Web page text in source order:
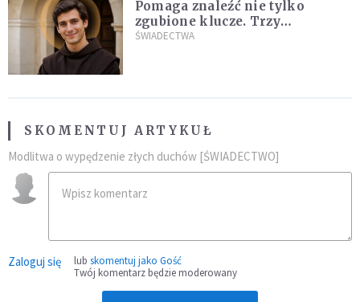
Pomaga znaleźć nie tylko
zgubione klucze. Trzy
niezwykłe świadectwa o
ŚWIADECTWA
SKOMENTUJ ARTYKUŁ
Modlitwa o wypędzenie złych duchów [ŚWIADECTWO]
Zaloguj się lub skomentuj jako Gość
Twój komentarz będzie moderowany